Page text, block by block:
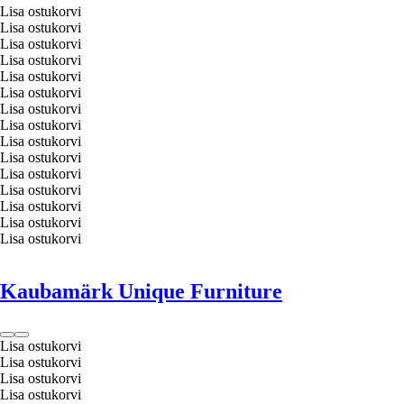
Lisa ostukorvi
Lisa ostukorvi
Lisa ostukorvi
Lisa ostukorvi
Lisa ostukorvi
Lisa ostukorvi
Lisa ostukorvi
Lisa ostukorvi
Lisa ostukorvi
Lisa ostukorvi
Lisa ostukorvi
Lisa ostukorvi
Lisa ostukorvi
Lisa ostukorvi
Lisa ostukorvi
Kaubamärk Unique Furniture
Lisa ostukorvi
Lisa ostukorvi
Lisa ostukorvi
Lisa ostukorvi